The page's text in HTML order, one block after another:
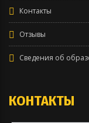
Контакты
Отзывы
Сведения об
КОНТАКТЫ